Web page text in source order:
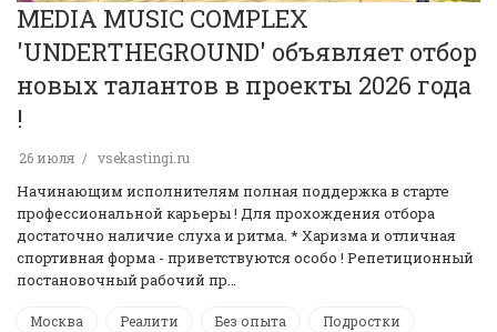
MEDIA MUSIC COMPLEX
'UNDERTHEGROUND' объявляет отбор
новых талантов в проекты 2026 года
!
26 июля vsekastingi.ru
Начинающим исполнителям полная поддержка в старте
профессиональной карьеры ! Для прохождения отбора
достаточно наличие слуха и ритма. * Харизма и отличная
спортивная форма - приветствуются особо ! Репетиционный
постановочный рабочий пр…
Москва Реалити Без опыта Подростки